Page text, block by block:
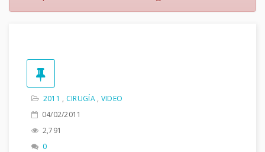
2011 , CIRUGÍA, VIDEO
04/02/2011
2,791
0